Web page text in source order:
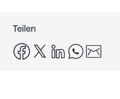
Teilen
facebook
x linkedinwhatsapp